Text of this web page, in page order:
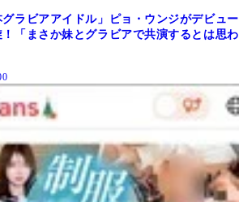
グラビアアイドル」ピョ・ウンジがデビュー
！「まさか妹とグラビアで共演するとは思わ